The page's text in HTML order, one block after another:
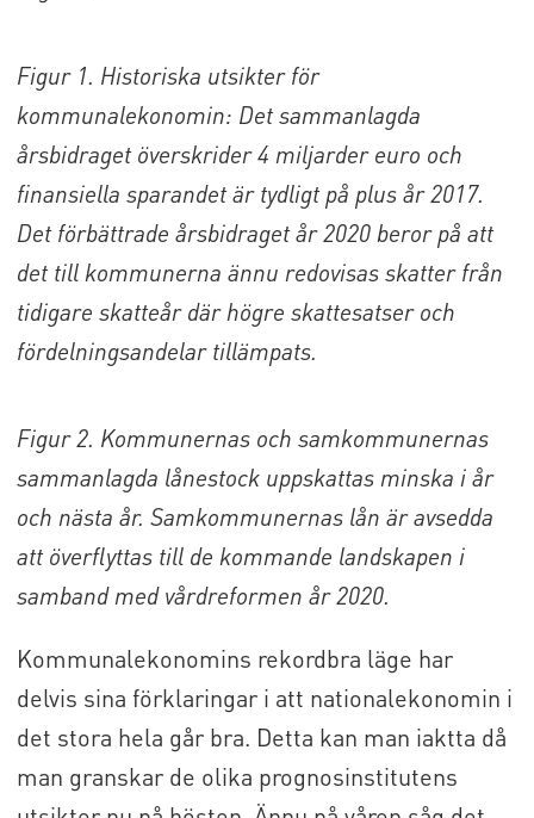
Figur 1. Historiska utsikter för
kommunalekonomin: Det sammanlagda
årsbidraget överskrider 4 miljarder euro och
finansiella sparandet är tydligt på plus år 2017.
Det förbättrade årsbidraget år 2020 beror på att
det till kommunerna ännu redovisas skatter från
tidigare skatteår där högre skattesatser och
fördelningsandelar tillämpats.
Figur 2. Kommunernas och samkommunernas
sammanlagda lånestock uppskattas minska i år
och nästa år. Samkommunernas lån är avsedda
att överflyttas till de kommande landskapen i
samband med vårdreformen år 2020.
Kommunalekonomins rekordbra läge har
delvis sina förklaringar i att nationalekonomin i
det stora hela går bra. Detta kan man iaktta då
man granskar de olika prognosinstitutens